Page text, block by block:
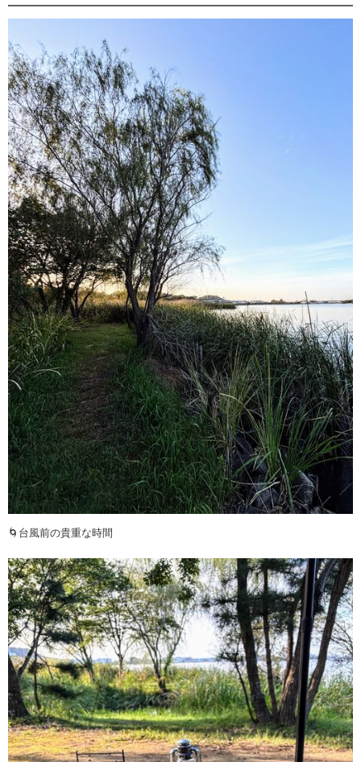
🌀台風前の貴重な時間